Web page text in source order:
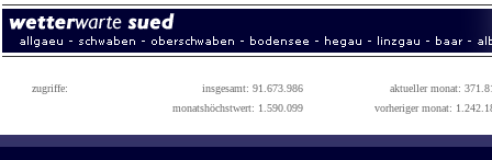
zugriffe: insgesamt: 91.673.986
aktueller monat:
monatshöchstwert: 1.590.099
vorheriger monat: